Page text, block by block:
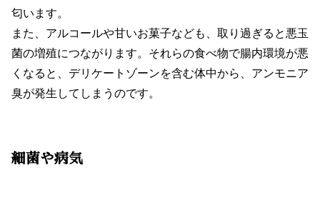
匂います。
また、アルコールや甘いお菓子なども、取り過ぎると悪玉
菌の増殖につながります。それらの食べ物で腸内環境が悪
くなると、デリケートゾーンを含む体中から、アンモニア
臭が発生してしまうのです。
細菌や病気